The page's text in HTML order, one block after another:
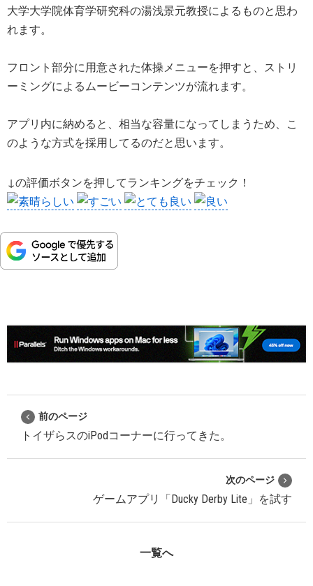
大学大学院体育学研究科の湯浅景元教授によるものと思わ
れます。
フロント部分に用意された体操メニューを押すと、ストリ
ーミングによるムービーコンテンツが流れます。
アプリ内に納めると、相当な容量になってしまうため、こ
のような方式を採用してるのだと思います。
↓の評価ボタンを押してランキングをチェック！
前のページ
トイザらスのiPodコーナーに行ってきた。
次のページ
ゲームアプリ「Ducky Derby Lite」を試す
一覧へ